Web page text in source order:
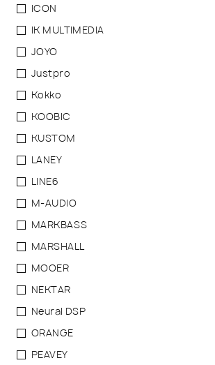
ICON
IK MULTIMEDIA
JOYO
Justpro
Kokko
KOOBIC
KUSTOM
LANEY
LINE6
M-AUDIO
MARKBASS
MARSHALL
MOOER
NEKTAR
Neural DSP
ORANGE
PEAVEY